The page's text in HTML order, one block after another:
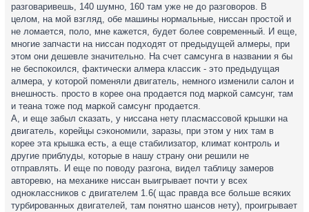
разговаривешь, 140 шумно, 160 там уже не до разговоров. В
целом, на мой взгляд, обе машины нормальные, ниссан простой и
не ломается, поло, мне кажется, будет более современный. И еще,
многие запчасти на ниссан подходят от предыдущей алмеры, при
этом они дешевле значительно. На счет самсунга в названии я бы
не беспокоился, фактически алмера классик - это предыдущая
алмера, у которой поменяли двигатель, немного изменили салон и
внешность. просто в корее она продается под маркой самсунг, там
и теана тоже под маркой самсунг продается.
А, и еще забыл сказать, у ниссана нету пласмассовой крышки на
двигатель, корейцы сэкономили, заразы, при этом у них там в
корее эта крышка есть, а еще стабилизатор, климат контроль и
другие приблуды, которые в нашу страну они решили не
отправлять. И еще по поводу разгона, видел таблицу замеров
авторевю, на механике ниссан выигрывает почти у всех
одноклассников с двигателем 1.6( щас правда все больше всяких
турбированных двигателей, там понятно шансов нету), проигрывает